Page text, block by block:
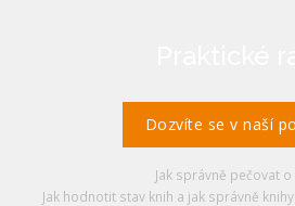
Dozvíte se v naší
Jak správně pečovat o
Jak hodnotit stav knih a jak správně